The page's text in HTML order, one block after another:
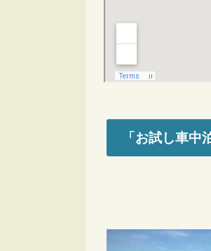
「お試し車中